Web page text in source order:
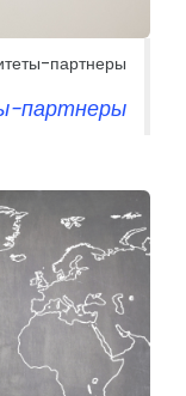
партнеры
партнеры